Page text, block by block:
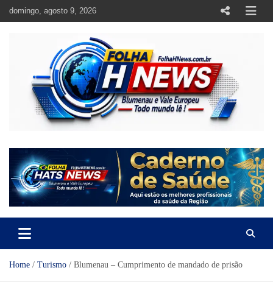
Skip
domingo, agosto 9, 2026
https://folhahnews.com.br
Home Turismo Blumenau – Cumprimento de mandado de prisão